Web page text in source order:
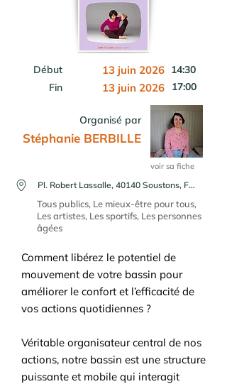
Début 13 juin 2026 14:30
Fin
13 juin 2026 17:00
Organisé par
Stéphanie BERBILLE
voir sa fiche
Pl. Robert Lassalle, 40140 Soustons, France
Tous publics, Le mieux-être pour tous,
Les artistes, Les sportifs, Les personnes
âgées
Comment libérez le potentiel de
mouvement de votre bassin pour
améliorer le confort et l’efficacité de
vos actions quotidiennes ?
Véritable organisateur central de nos
actions, notre bassin est une structure
puissante et mobile qui interagit